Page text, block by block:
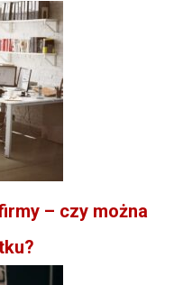
– czy można